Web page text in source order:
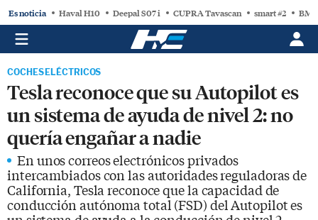
Es noticia Haval H10 Deepal S07 i CUPRA Tavascan smart #2
COCHES ELÉCTRICOS
Tesla reconoce que su Autopilot es
un sistema de ayuda de nivel 2: no
quería engañar a nadie
En unos correos electrónicos privados
intercambiados con las autoridades reguladoras de
California, Tesla reconoce que la capacidad de
conducción autónoma total (FSD) del Autopilot es